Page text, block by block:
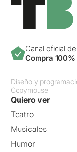
Canal oficial
Compra
Diseño y
Copymouse
Quiero ver
Teatro
Musicales
Humor